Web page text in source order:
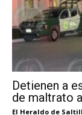
Detienen a
de maltrato
El Heraldo de